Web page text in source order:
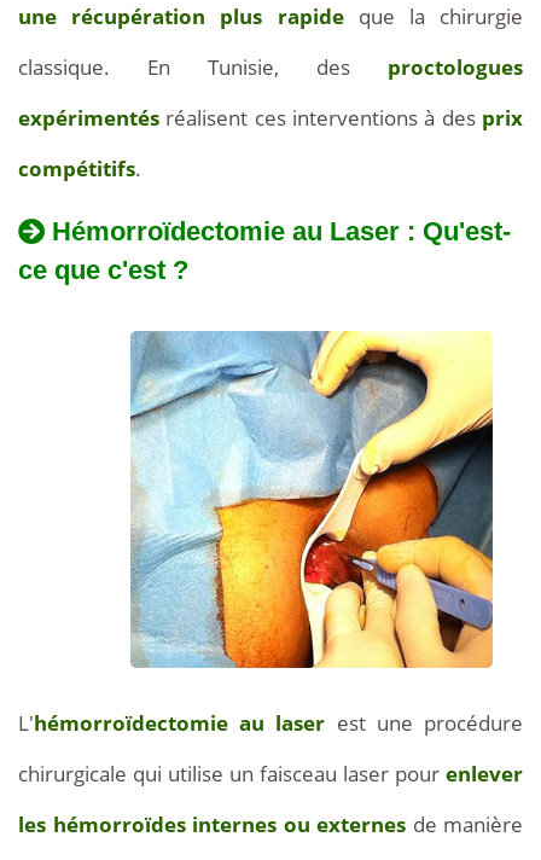
une récupération plus rapideque la chirurgie
classique. En Tunisie, des proctologues
expérimentés réalisent ces interventions à des prix
compétitifs.
Hémorroïdectomie au Laser : Qu'est-
ce que c'est ?
L'hémorroïdectomie au laser est une procédure
chirurgicale qui utilise un faisceau laser pour enlever
les hémorroïdes internes ou externes de manière